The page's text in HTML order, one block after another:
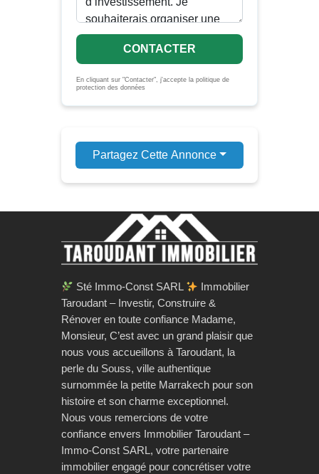
CONTACTER
En cliquant sur "Contacter", j'accepte la politique de
protection des données
Partagez Cette Annonce
Sté Immo-Const SARL
Immobilier
Taroudant – Investir, Construire &
Rénover en toute confiance Madame,
Monsieur, C’est avec un grand plaisir que
nous vous accueillons à Taroudant, la
perle du Souss, ville authentique
surnommée la petite Marrakech pour son
histoire et son charme exceptionnel.
Nous vous remercions de votre
confiance envers Immobilier Taroudant –
Immo-Const SARL, votre partenaire
immobilier engagé pour concrétiser votre